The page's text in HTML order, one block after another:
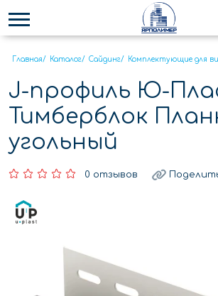
Главная/ Каталог/ Сайдинг/ Комплектующие для
J-профиль Ю-
Тимберблок
угольный
0 отзывов